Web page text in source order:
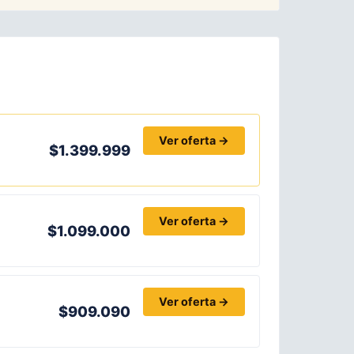
$1.399.999
Ver oferta →
$1.099.000
Ver oferta →
$909.090
Ver oferta →